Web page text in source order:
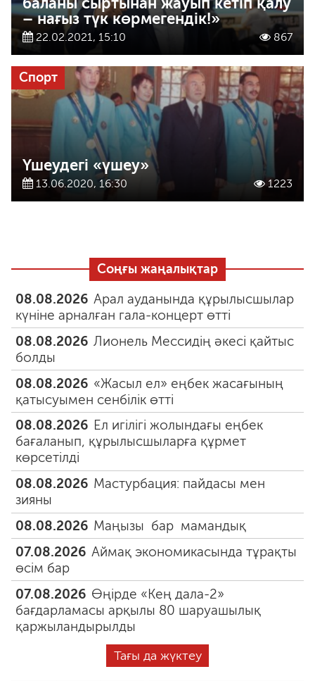
– нағыз түк көрмегендік!»
22.02.2021, 15:10 867
Спорт
Үшеудегі «үшеу»
13.06.2020, 16:30 1223
Соңғы жаңалықтар
08.08.2026 Арал ауданында құрылысшылар
күніне арналған гала-концерт өтті
08.08.2026 Лионель Мессидің әкесі қайтыс
болды
08.08.2026 «Жасыл ел» еңбек жасағының
қатысуымен сенбілік өтті
08.08.2026 Ел игілігі жолындағы еңбек
бағаланып, құрылысшыларға құрмет
көрсетілді
08.08.2026 Мастурбация: пайдасы мен
зияны
08.08.2026 Маңызы бар мамандық
07.08.2026 Аймақ экономикасында тұрақты
өсім бар
07.08.2026 Өңірде «Кең дала-2»
бағдарламасы арқылы 80 шаруашылық
қаржыландырылды
Тағы да жүктеу